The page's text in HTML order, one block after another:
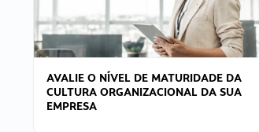
AVALIE O NÍVEL DE MATURIDADE DA
CULTURA ORGANIZACIONAL DA SUA
EMPRESA